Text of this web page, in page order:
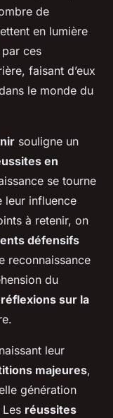
de
en lumière
ces
faisant d’eux
le monde du
souligne un
en
se tourne
leur influence
à retenir, on
défensifs
reconnaissance
du
réflexions sur la
leur
majeures,
génération
réussites